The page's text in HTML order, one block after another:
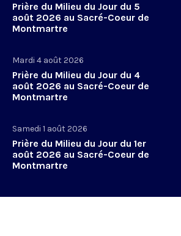
Prière du Milieu du Jour du 5
août 2026 au Sacré-Coeur de
Montmartre
Mardi 4 août 2026
Prière du Milieu du Jour du 4
août 2026 au Sacré-Coeur de
Montmartre
Samedi 1 août 2026
Prière du Milieu du Jour du 1er
août 2026 au Sacré-Coeur de
Montmartre